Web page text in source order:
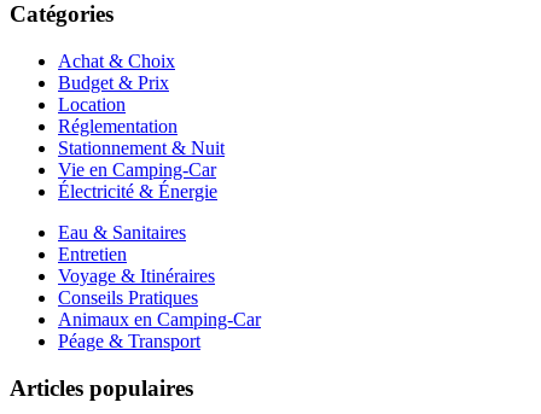
Catégories
Achat & Choix
Budget & Prix
Location
Réglementation
Stationnement & Nuit
Vie en Camping-Car
Électricité & Énergie
Eau & Sanitaires
Entretien
Voyage & Itinéraires
Conseils Pratiques
Animaux en Camping-Car
Péage & Transport
Articles populaires